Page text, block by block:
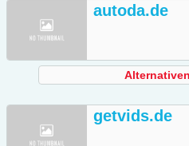
autoda.de
getvids.de